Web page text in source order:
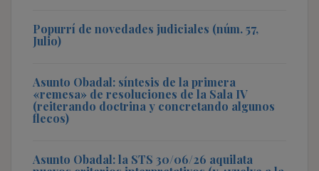
Popurrí de novedades judiciales (núm. 57,
Julio)
Asunto Obadal: síntesis de la primera
«remesa» de resoluciones de la Sala IV
(reiterando doctrina y concretando algunos
flecos)
Asunto Obadal: la STS 30/06/26 aquilata